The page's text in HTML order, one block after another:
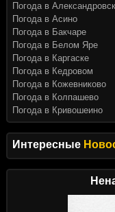
Интересные
Погода в
Погода в Асино
Погода в Бакчаре
Погода в Белом Яре
Погода в Каргаске
Погода в Кедровом
Погода в Кожевниково
Погода в Колпашево
Погода в Кривошеино